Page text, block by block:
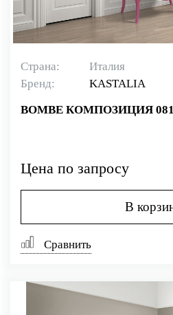
Страна:
Италия
Бренд:
KASTALIA
BOMBE КОМПОЗИЦИЯ
Цена по запросу
В
Сравнить